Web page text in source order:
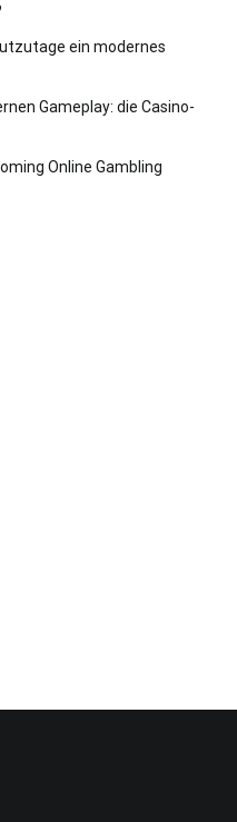
ein modernes
Gameplay: die Casino-
Online Gambling